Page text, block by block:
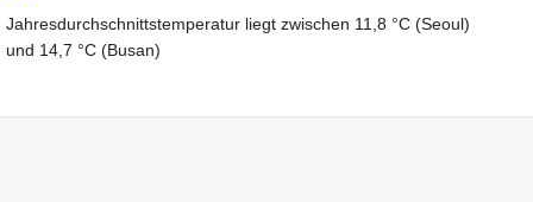
Jahresdurchschnittstemperatur liegt zwischen 11,8 °C (Seoul)
und 14,7 °C (Busan)